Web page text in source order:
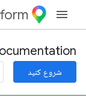
شروع کنید